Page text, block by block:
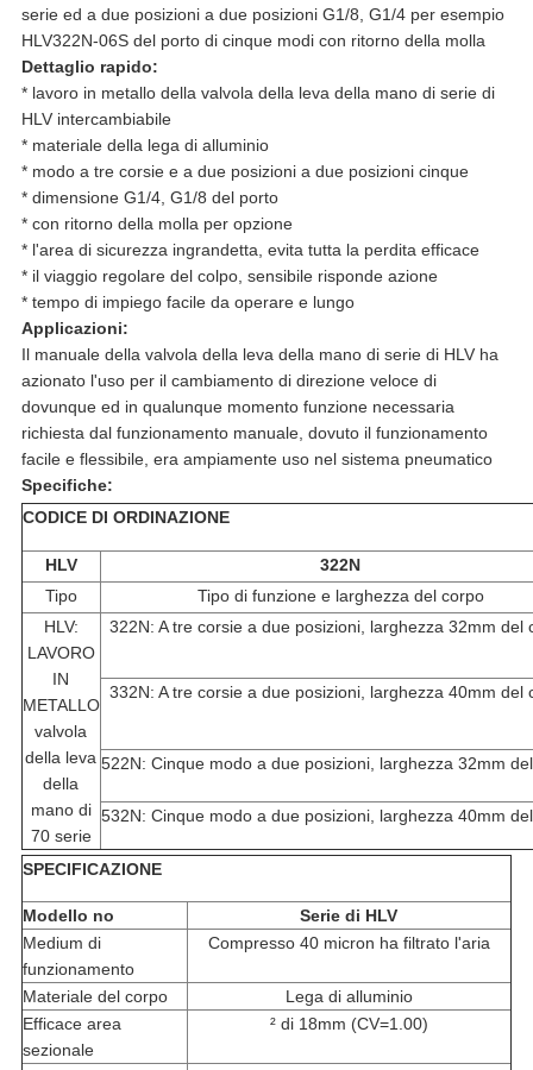
serie ed a due posizioni a due posizioni G1/8, G1/4 per esempio
HLV322N-06S del porto di cinque modi con ritorno della molla
Dettaglio rapido:
* lavoro in metallo della valvola della leva della mano di serie di
HLV intercambiabile
* materiale della lega di alluminio
* modo a tre corsie e a due posizioni a due posizioni cinque
* dimensione G1/4, G1/8 del porto
* con ritorno della molla per opzione
* l'area di sicurezza ingrandetta, evita tutta la perdita efficace
* il viaggio regolare del colpo, sensibile risponde azione
* tempo di impiego facile da operare e lungo
Applicazioni:
Il manuale della valvola della leva della mano di serie di HLV ha
azionato l'uso per il cambiamento di direzione veloce di
dovunque ed in qualunque momento funzione necessaria
richiesta dal funzionamento manuale, dovuto il funzionamento
facile e flessibile, era ampiamente uso nel sistema pneumatico
Specifiche:
CODICE DI ORDINAZIONE
HLV
322N
Tipo
Tipo di funzione e larghezza del corpo
HLV:
LAVORO
IN
METALLO
valvola
della leva
della
mano di
70 serie
322N: A tre corsie a due posizioni, larghezza 32mm del
332N: A tre corsie a due posizioni, larghezza 40mm del
522N: Cinque modo a due posizioni, larghezza 32mm
532N: Cinque modo a due posizioni, larghezza 40mm
SPECIFICAZIONE
Modello no
Serie di HLV
Medium di
funzionamento
Compresso 40 micron ha filtrato l'aria
Materiale del corpo
Lega di alluminio
Efficace area
sezionale
² di 18mm (CV=1.00)